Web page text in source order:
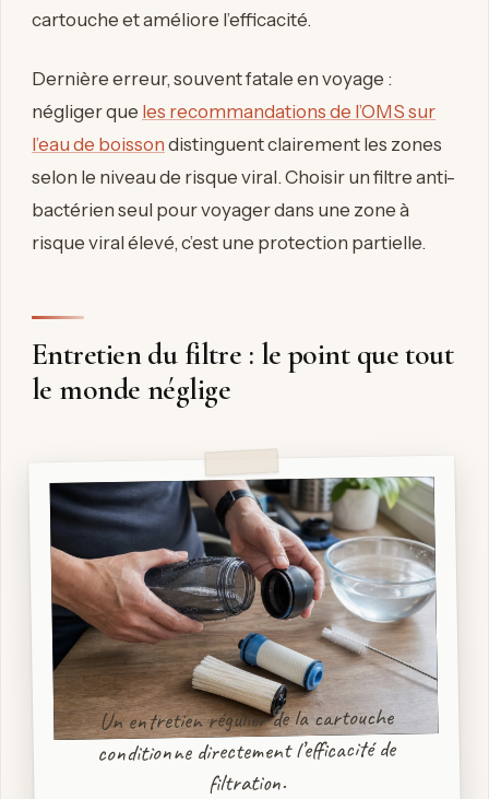
cartouche et améliore l’efficacité.
Dernière erreur, souvent fatale en voyage :
négliger que les recommandations de l’OMS sur
l’eau de boisson distinguent clairement les zones
selon le niveau de risque viral. Choisir un filtre anti-
bactérien seul pour voyager dans une zone à
risque viral élevé, c’est une protection partielle.
Entretien du filtre : le point que tout
le monde néglige
Un entretien régulier de la cartouche
conditionne directement l’efficacité de
filtration.